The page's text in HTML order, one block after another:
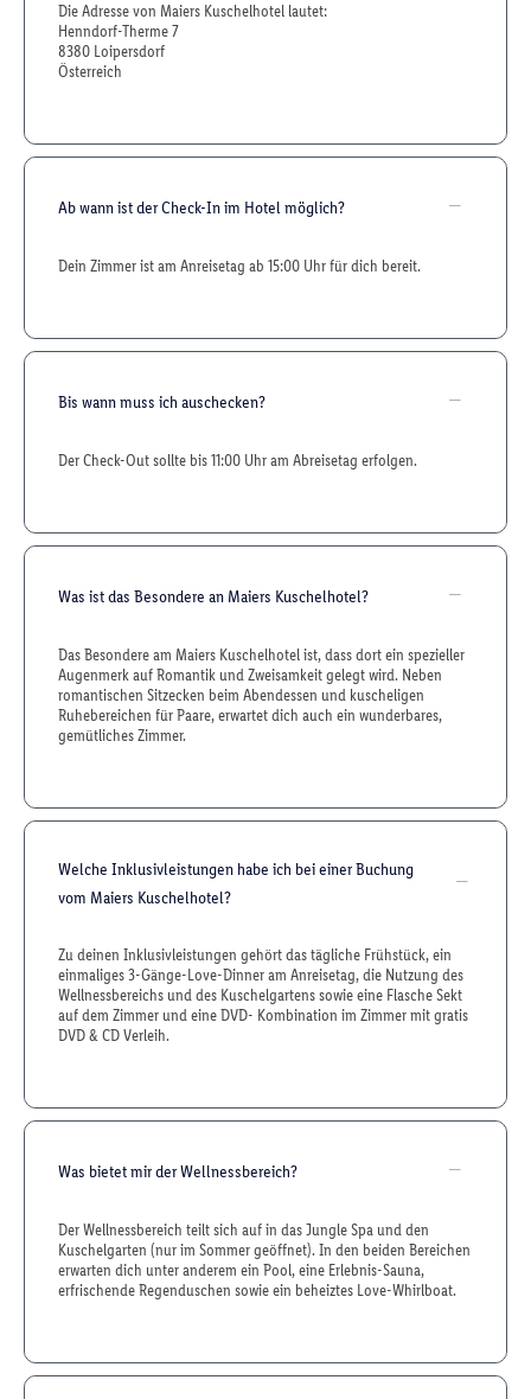
Die Adresse von Maiers Kuschelhotel lautet:
Henndorf-Therme 7
8380 Loipersdorf
Österreich
Ab wann ist der Check-In im Hotel möglich?
Dein Zimmer ist am Anreisetag ab 15:00 Uhr für dich bereit.
Bis wann muss ich auschecken?
Der Check-Out sollte bis 11:00 Uhr am Abreisetag erfolgen.
Was ist das Besondere an Maiers Kuschelhotel?
Das Besondere am Maiers Kuschelhotel ist, dass dort ein spezieller
Augenmerk auf Romantik und Zweisamkeit gelegt wird. Neben
romantischen Sitzecken beim Abendessen und kuscheligen
Ruhebereichen für Paare, erwartet dich auch ein wunderbares,
gemütliches Zimmer.
Welche Inklusivleistungen habe ich bei einer Buchung
vom Maiers Kuschelhotel?
Zu deinen Inklusivleistungen gehört das tägliche Frühstück, ein
einmaliges 3-Gänge-Love-Dinner am Anreisetag, die Nutzung des
Wellnessbereichs und des Kuschelgartens sowie eine Flasche Sekt
auf dem Zimmer und eine DVD- Kombination im Zimmer mit gratis
DVD & CD Verleih.
Was bietet mir der Wellnessbereich?
Der Wellnessbereich teilt sich auf in das Jungle Spa und den
Kuschelgarten (nur im Sommer geöffnet). In den beiden Bereichen
erwarten dich unter anderem ein Pool, eine Erlebnis-Sauna,
erfrischende Regenduschen sowie ein beheiztes Love-Whirlboat.